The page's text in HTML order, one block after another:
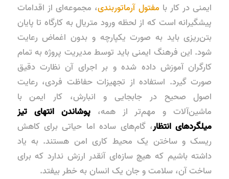
ایمنی در کار با مفتول آرماتوربندی، مجموعه‌ای از اقدامات
پیشگیرانه است که از لحظه ورود متریال به کارگاه تا پایان
بتن‌ریزی باید به صورت یکپارچه و بدون اغماض رعایت
شود. این فرهنگ ایمنی باید توسط مدیریت پروژه به تمام
کارگران آموزش داده شده و بر اجرای آن نظارت دقیق
صورت گیرد. استفاده از تجهیزات حفاظت فردی، رعایت
اصول صحیح در جابجایی و انبارش، کار ایمن با
ماشین‌آلات و مهم‌تر از همه،پوشاندن انتهای تیز
میلگردهای انتظار، گام‌های ساده اما حیاتی برای کاهش
ریسک و ساختن یک محیط کاری امن هستند. به یاد
داشته باشیم که هیچ سازه‌ای آنقدر ارزش ندارد که برای
ساخت آن، سلامت و جان یک انسان به خطر بیفتد.